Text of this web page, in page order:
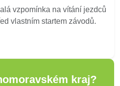
vzpomínka na vítání jezdců
vlastním startem závodů.
kraj?